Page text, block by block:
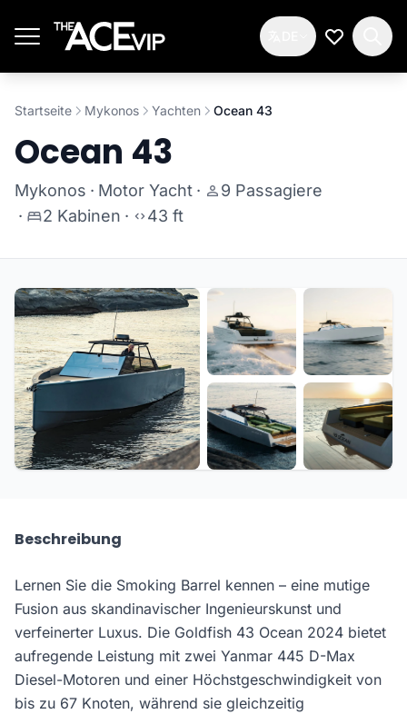
Meine
Startseite Mykonos Yachten Ocean 43
Ocean 43
Mykonos · Motor Yacht ·
9 Passagiere
·
2 Kabinen · 43 ft
Beschreibung
Lernen Sie die Smoking Barrel kennen – eine mutige
Fusion aus skandinavischer Ingenieurskunst und
verfeinerter Luxus. Die Goldfish 43 Ocean 2024 bietet
aufregende Leistung mit zwei Yanmar 445 D-Max
Diesel-Motoren und einer Höchstgeschwindigkeit von
bis zu 67 Knoten, während sie gleichzeitig